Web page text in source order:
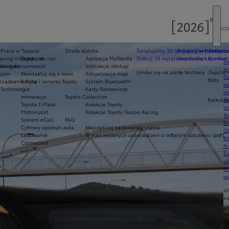
in
Świętujemy 35 lat Toyoty w Polsce
Odkryj 35 wyjątkowych ofert
Umów się na jazdę testową
Praca w Toyocie
Dołącz do nas
Kontakt
Skontaktuj się z nami
Salony i serwisy Toyoty
Technologie
Innowacje
Toyota T-Mate
Motorsport
System eCall
Cyfrowy opiekun auta
Ładowanie
Connected
Toyota Central
Skontaktuj się z
niższych rat
konsumencki
flotą
Komfort
Zapytaj
floty
Strefa klienta
Aplikacja MyToyota
Instrukcje obsługi
Aktualizacja map
System Bluetooth®
Karty Ratownicze
Toyota Collection
Kolekcje Toyoty
Kolekcje Toyoty Gazoo Racing
FAQ
Najczęściej zadawane pytania
Wykaz wydanych zaświadczeń o odbytym szkoleniu (pdf)